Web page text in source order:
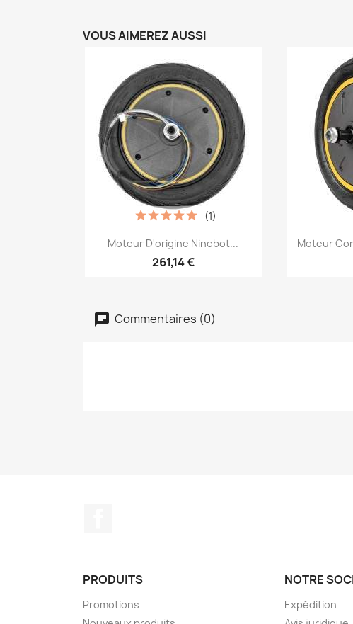
VOUS AIMEREZ AUSSI
Aperçu rapide
Moteur D'origine Ninebot...
261,14 €
(1)

Moteur
Commentaires (0)
PRODUITS
Promotions
NOTRE
Expédition